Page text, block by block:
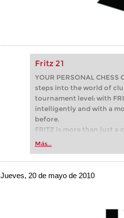
Fritz 21
YOUR PERSONAL
steps into the world of
tournament level: with
intelligently and with a
before.
FRITZ is more than just a
Whether you’re taking
more efficiently,
approach than ever before.
Más...
Jueves, 20 de mayo de 2010